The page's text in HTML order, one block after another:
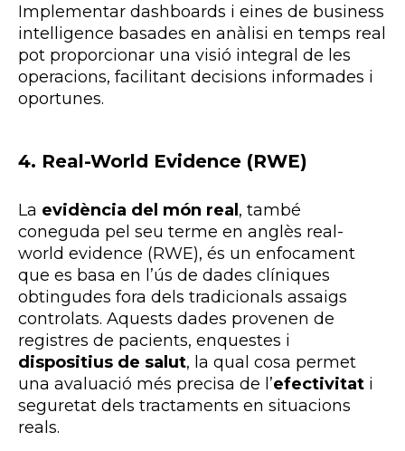
Implementar dashboards i eines de business
intelligence basades en anàlisi en temps real
pot proporcionar una visió integral de les
operacions, facilitant decisions informades i
oportunes.
4. Real-World Evidence (RWE)
La evidència del món real, també
coneguda pel seu terme en anglès real-
world evidence (RWE), és un enfocament
que es basa en l’ús de dades clíniques
obtingudes fora dels tradicionals assaigs
controlats. Aquests dades provenen de
registres de pacients, enquestes i
dispositius de salut, la qual cosa permet
una avaluació més precisa de l’efectivitat i
seguretat dels tractaments en situacions
reals.